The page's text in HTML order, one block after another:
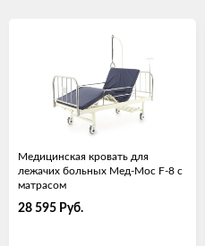
Медицинская кровать для
лежачих больных Мед-Мос F-8 с
матрасом
28 595 Руб.